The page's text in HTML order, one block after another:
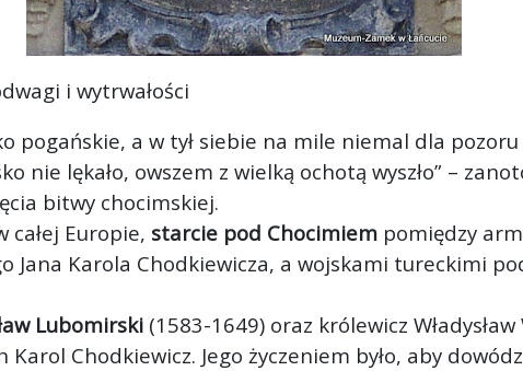
i wytrwałości
pogańskie, a w tył siebie na mile niemal dla
nie lękało, owszem z wielką ochotą wyszło” –
bitwy chocimskiej.
całej Europie, starcie pod Chocimiem pomiędzy
Jana Karola Chodkiewicza, a wojskami tureckimi
Lubomirski (1583-1649) oraz królewicz
Chodkiewicz. Jego życzeniem było, aby